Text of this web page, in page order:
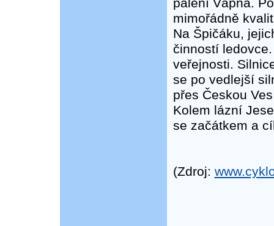
pálení Vápna.
mimořádně
Na Špičáku,
činností
veřejnosti.
se po vedlejší
přes Českou
Kolem lázní
se začátkem a
(Zdroj: